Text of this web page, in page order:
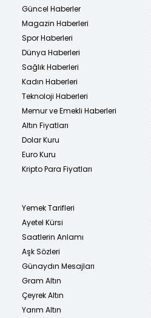
Güncel Haberler
Magazin Haberleri
Spor Haberleri
Dünya Haberleri
Sağlık Haberleri
Kadın Haberleri
Teknoloji Haberleri
Memur ve Emekli Haberleri
Altın Fiyatları
Dolar Kuru
Euro Kuru
Kripto Para Fiyatları
Yemek Tarifleri
Ayetel Kürsi
Saatlerin Anlamı
Aşk Sözleri
Günaydın Mesajları
Gram Altın
Çeyrek Altın
Yarım Altın